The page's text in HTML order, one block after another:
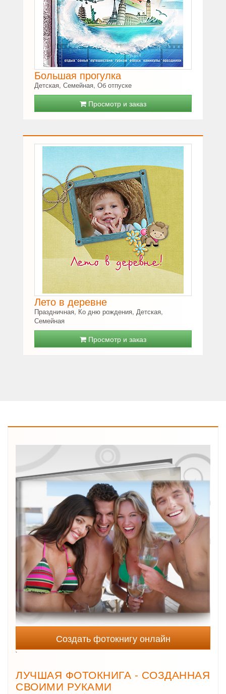
Большая прогулка
Детская, Семейная, Об отпуске
Просмотр и заказ
Лето в деревне
Праздничная, Ко дню рождения, Детская,
Семейная
Просмотр и заказ
Создать фотокнигу онлайн
`
ЛУЧШАЯ ФОТОКНИГА - СОЗДАННАЯ
СВОИМИ РУКАМИ